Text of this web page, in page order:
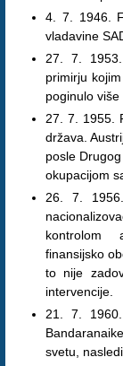
4. 7. 1946.
vladavine
27. 7.
primirju
poginulo više
27. 7. 1955.
država.
posle
okupacijom
26. 7.
kontrolom
finansijsko
to nije
intervencije.
21. 7.
svetu,